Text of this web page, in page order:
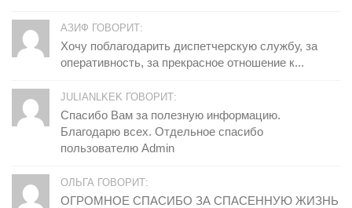
АЗИФ ГОВОРИТ:
Хочу поблагодарить диспетчерскую службу, за
оперативность, за прекрасное отношение к...
JULIANLKEK ГОВОРИТ:
Спасибо Вам за полезную информацию.
Благодарю всех. Отдельное спасибо
пользователю Admin
ОЛЬГА ГОВОРИТ:
ОГРОМНОЕ СПАСИБО ЗА СПАСЕННУЮ ЖИЗНЬ